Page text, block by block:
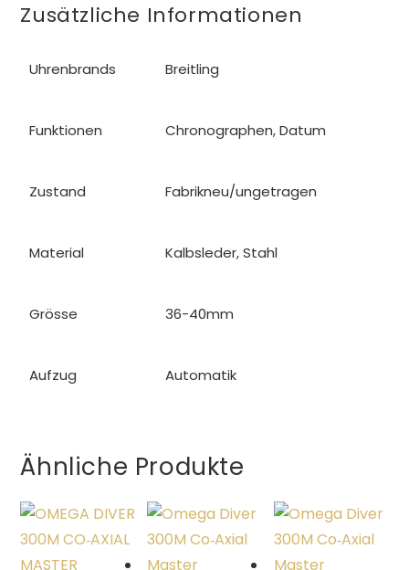
Zusätzliche Informationen
Uhrenbrands Breitling
Funktionen Chronographen, Datum
Zustand Fabrikneu/ungetragen
Material Kalbsleder, Stahl
Grösse 36-40mm
Aufzug Automatik
Ähnliche Produkte